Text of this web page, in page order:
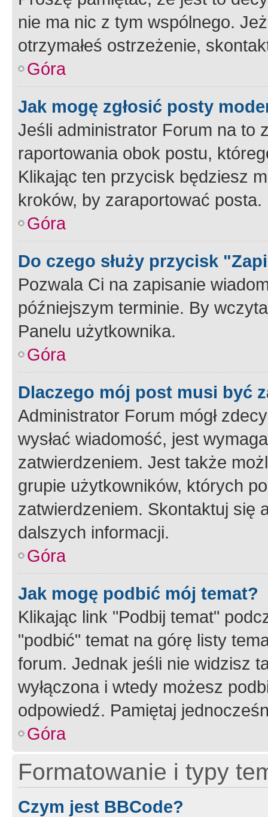
nie ma nic z tym wspólnego.
otrzymałeś ostrzeżenie,
Góra
Jak mogę zgłosić posty
Jeśli administrator Forum na to
raportowania obok postu,
Klikając ten przycisk będziesz
kroków, by zaraportować posta.
Góra
Do czego służy przycisk
Pozwala Ci na zapisanie
późniejszym terminie. By
Panelu użytkownika.
Góra
Dlaczego mój post musi być
Administrator Forum mógł
wysłać wiadomość, jest
zatwierdzeniem. Jest także
grupie użytkowników, których
zatwierdzeniem. Skontaktuj się
dalszych informacji.
Góra
Jak mogę podbić mój temat?
Klikając link "Podbij temat"
"podbić" temat na górę listy
forum. Jednak jeśli nie widzisz
wyłączona i wtedy możesz
odpowiedź. Pamiętaj
Góra
Formatowanie i typy
Czym jest BBCode?